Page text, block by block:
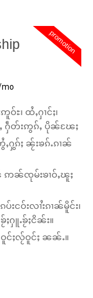
promotion
ႊ၊ ထႆႇႁၢင်ႈ၊
ႁဵတ်းဢွၵ်ႇ ပိုၼ်ၽႄႈ
ႁွၵ်ႈ ၼႂ်းၶၵ်ႉၵၢၼ်
ဢၼ်ၸုမ်းၶၢဝ်ႇၽူႈ
းငဝ်းလၢႆးၵၢၼ်မိူင်း၊
ႈႁူႉၶႂ်ႈငိၼ်း။
င်ႈလႂ်ဝူင်ႈ ၼၼ်ႉ။